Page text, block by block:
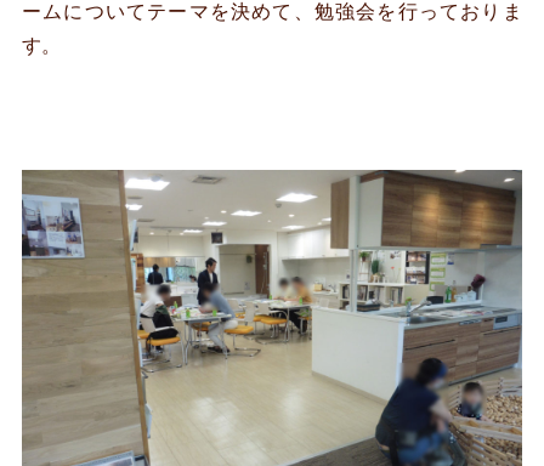
ームについてテーマを決めて、勉強会を行っておりま
す。